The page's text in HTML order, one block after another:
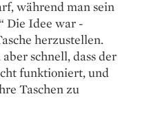
während man sein
Die Idee war
herzustellen.
schnell, dass der
funktioniert, und
Taschen zu